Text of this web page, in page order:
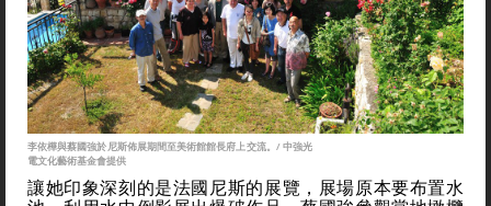
李依樺與蔡國強於尼斯佈展期間至美術館館長府上交流。/ 中強光
電文化藝術基金會提供
讓她印象深刻的是法國尼斯的展覽，展場原本要布置水